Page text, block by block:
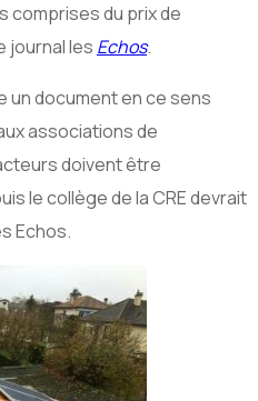
comprises du prix de
journal les Echos.
un document en ce sens
associations de
doivent être
le collège de la CRE devrait
Echos.